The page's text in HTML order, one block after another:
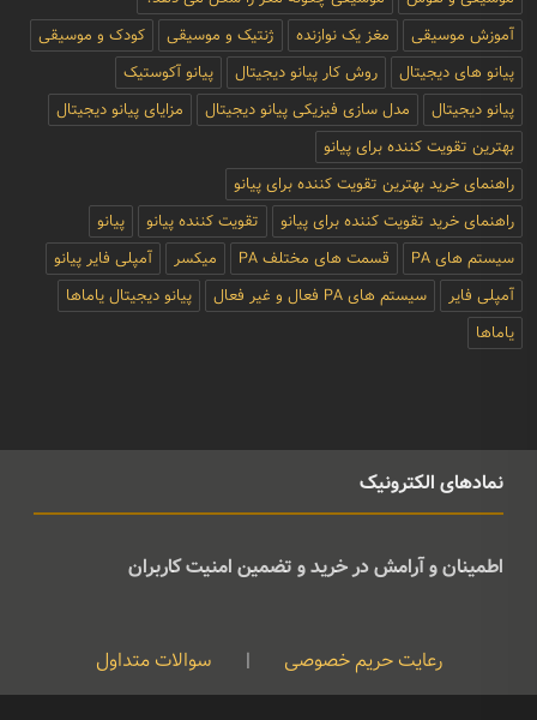
آموزش موسیقی
مغز یک نوازنده ژنتیک و موسیقی
کودک و موسیقی
پیانو های دیجیتال
روش کار پیانو دیجیتال
پیانو آکوستیک
پیانو دیجیتال
مدل سازی فیزیکی پیانو دیجیتال
مزایای پیانو دیجیتال
بهترین تقویت کننده برای پیانو
راهنمای خرید بهترین تقویت کننده برای پیانو
راهنمای خرید تقویت کننده برای پیانو
تقویت کننده پیانو
پیانو
سیستم های PA
قسمت های مختلف PA میکسر
آمپلی فایر پیانو
آمپلی فایر
سیستم های PA فعال و غیر فعال
پیانو دیجیتال یاماها
یاماها
نمادهای الکترونیک
اطمینان و آرامش در خرید و تضمین امنیت کاربران
رعایت حریم خصوصی | سوالات متداول